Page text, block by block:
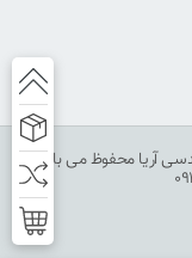
آریا محفوظ می باشد.